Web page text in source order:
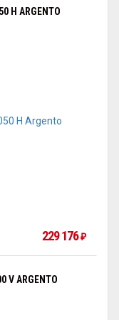
H ARGENTO
229 176₽
ARGENTO